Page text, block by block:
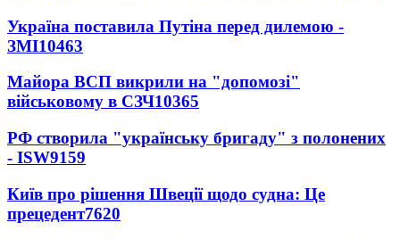
Україна поставила Путіна перед дилемою -
ЗМІ10463
Майора ВСП викрили на "допомозі"
військовому в СЗЧ10365
РФ створила "українську бригаду" з полонених
- ISW9159
Київ про рішення Швеції щодо судна: Це
прецедент7620